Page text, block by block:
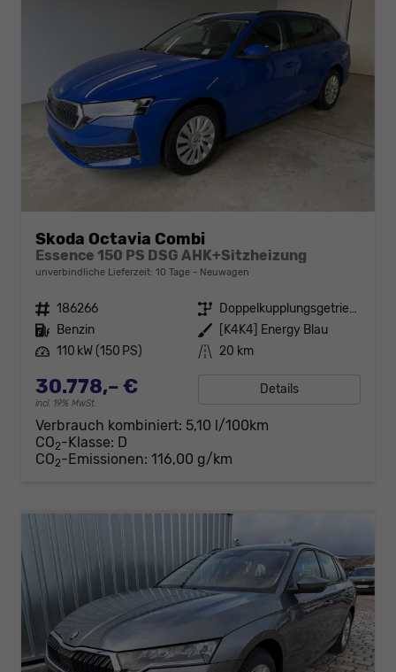
Skoda Octavia Combi
Essence 150 PS DSG AHK+Sitzheizung
unverbindliche Lieferzeit: 10 Tage Neuwagen
Fahrzeugnr. 186266 Getriebe
Doppelkupplungsgetriebe (DSG)
Kraftstoff Benzin Außenfarbe
[K4K4] Energy Blau
Leistung 110 kW (150 PS) Kilometerstand 20 km
30.778,– €
incl. 19% MwSt.
Details
Verbrauch kombiniert: 5,10 l/100km
CO2-Klasse: D
CO2-Emissionen: 116,00 g/km